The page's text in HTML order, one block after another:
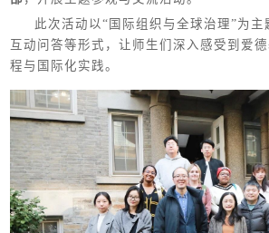
此次活动以“国际组织与全球治理”为主
互动问答等形式，让师生们深入感受到爱
程与国际化实践。